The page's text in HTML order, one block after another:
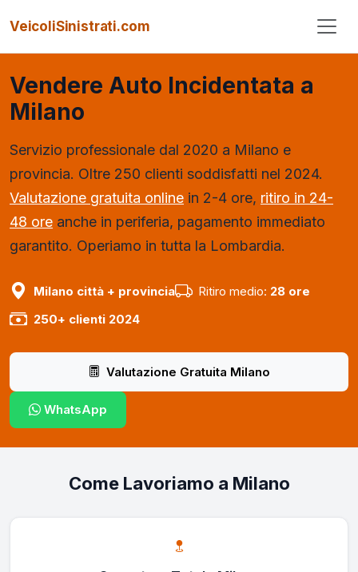
VeicoliSinistrati.com
Vendere Auto Incidentata a
Milano
Servizio professionale dal 2020 a Milano e
provincia. Oltre 250 clienti soddisfatti nel 2024.
Valutazione gratuita online in 2-4 ore, ritiro in 24-
48 ore anche in periferia, pagamento immediato
garantito. Operiamo in tutta la Lombardia.
Milano città + provincia Ritiro medio: 28 ore
250+ clienti 2024
Valutazione Gratuita Milano
WhatsApp
Come Lavoriamo a Milano